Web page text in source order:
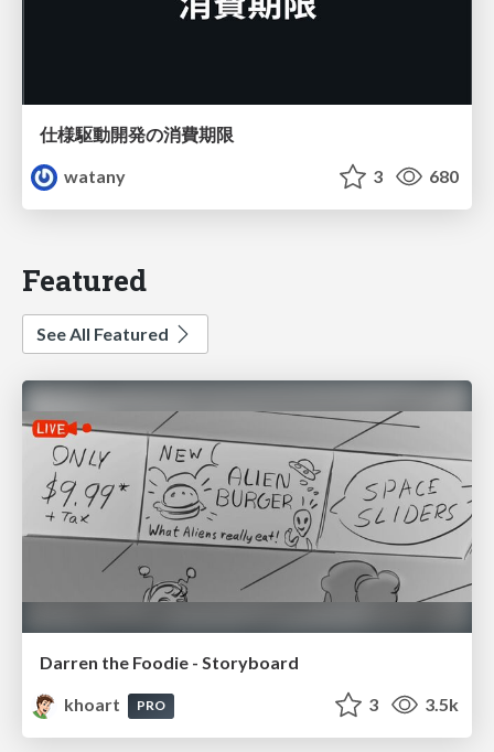
仕様駆動開発の消費期限
watany
3 680
Featured
See All Featured
Darren the Foodie - Storyboard
khoart
PRO 3 3.5k